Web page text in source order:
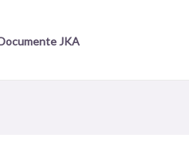
JKA